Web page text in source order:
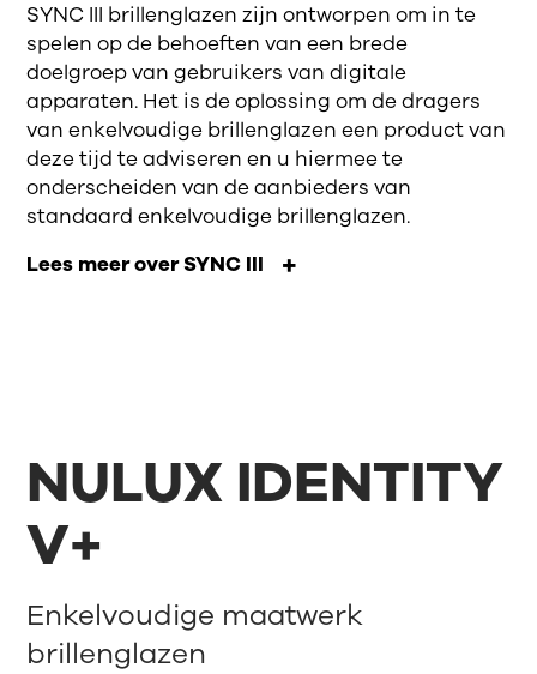
SYNC III brillenglazen zijn ontworpen om in te
spelen op de behoeften van een brede
doelgroep van gebruikers van digitale
apparaten. Het is de oplossing om de dragers
van enkelvoudige brillenglazen een product van
deze tijd te adviseren en u hiermee te
onderscheiden van de aanbieders van
standaard enkelvoudige brillenglazen.
Lees meer over SYNC III
NULUX IDENTITY
V+
Enkelvoudige maatwerk
brillenglazen